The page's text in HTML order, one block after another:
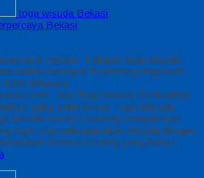
toga wisuda Bekasi
Bekasi
Bekasi Pakaian toga wisuda
untuk kenangan kelulusan yang indah
Wibesite
Jual Toga Wisuda Berkualitas
2282-1060 Grosir Toga Wisuda
wisuda murah sekarang menjadi opsi
ingin menyelenggarakan wisuda dengan
momen penting yang hanya